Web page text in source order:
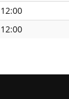
12:00
12:00